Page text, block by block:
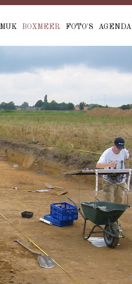
BOXMEER FOTO'S AGENDA